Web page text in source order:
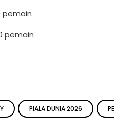
pemain
pemain
PIALA DUNIA 2026